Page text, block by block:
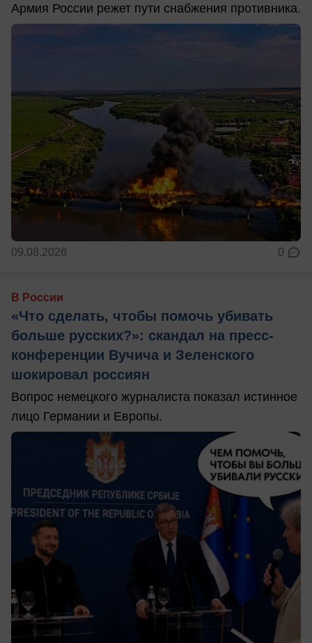
Армия России режет пути снабжения противника.
09.08.2026 0
В России
«Что сделать, чтобы помочь убивать
больше русских?»: скандал на пресс-
конференции Вучича и Зеленского
шокировал россиян
Вопрос немецкого журналиста показал истинное
лицо Германии и Европы.